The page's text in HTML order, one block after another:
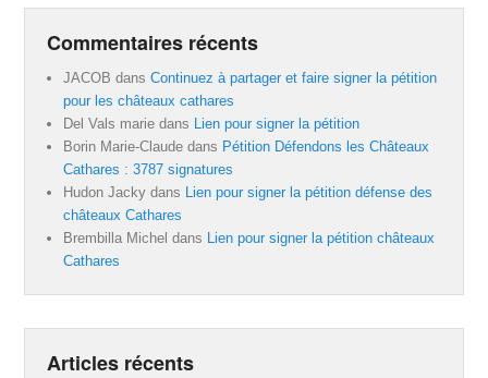
Commentaires récents
JACOB dansContinuez à partager et faire signer la pétition
pour les châteaux cathares
Del Vals marie dans
Lien pour signer la pétition
Borin Marie-Claude dans Pétition Défendons les Châteaux
Cathares : 3787 signatures
Hudon Jacky dans
Lien pour signer la pétition défense des
châteaux Cathares
Brembilla Michel dans
Lien pour signer la pétition châteaux
Cathares
Articles récents